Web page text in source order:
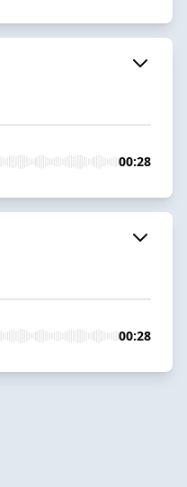
00:28
00:28